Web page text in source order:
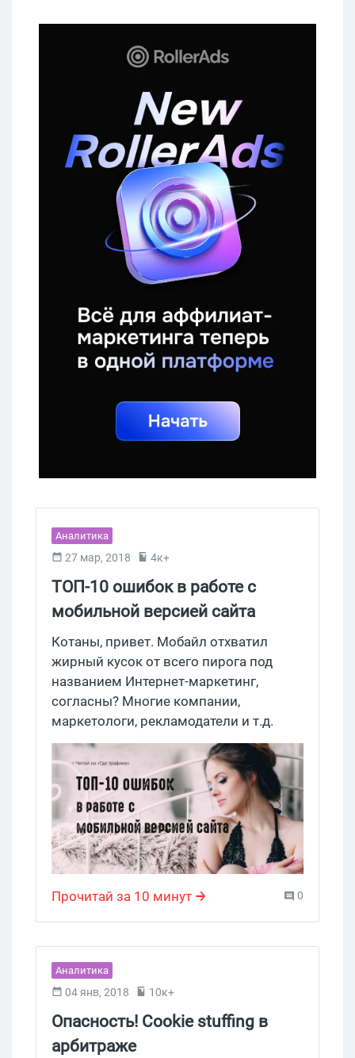
Аналитика
27 мар, 2018 4к+
ТОП-10 ошибок в работе с
мобильной версией сайта
Котаны, привет. Мобайл отхватил
жирный кусок от всего пирога под
названием Интернет-маркетинг,
согласны? Многие компании,
маркетологи, рекламодатели и т.д.
поняли, что можно и нужно
распространять рекламу в мобайл-
пространстве и адаптировать сайты
под экраны смартфонов.
Прочитай за 10 минут 0
Аналитика
04 янв, 2018 10к+
Опасность! Сookie stuffing в
арбитраже